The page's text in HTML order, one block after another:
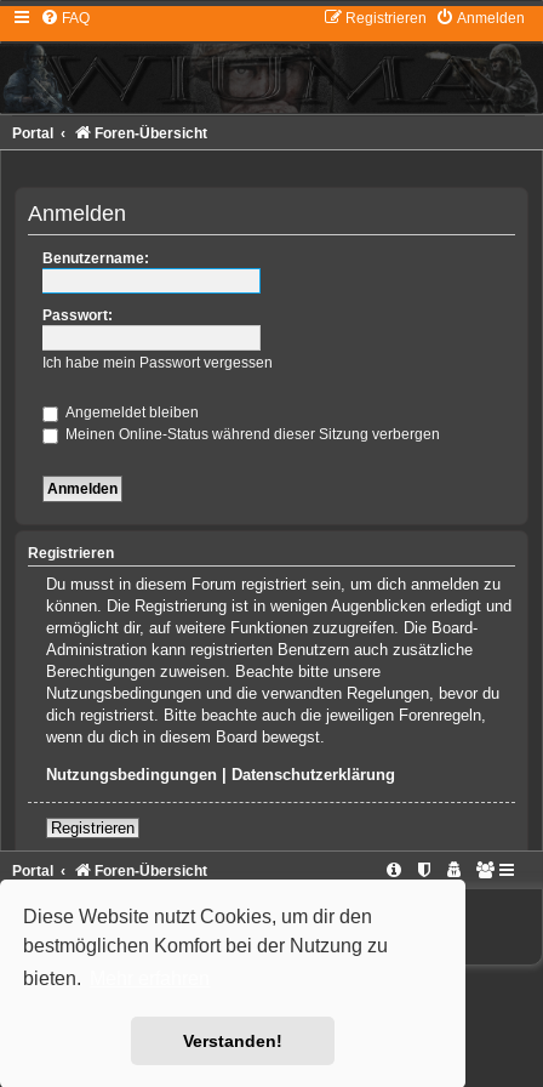
Diese Website nutzt Cookies, um dir den
bestmöglichen Komfort bei der Nutzung zu
bieten.
Verstanden!
FAQ Anmelden
Registrieren
Portal Foren-Übersicht
Anmelden
Benutzername:
Passwort:
Ich habe mein Passwort vergessen
Angemeldet bleiben
Meinen Online-Status während dieser Sitzung verbergen
Registrieren
Du musst in diesem Forum registriert sein, um dich anmelden zu
können. Die Registrierung ist in wenigen Augenblicken erledigt und
ermöglicht dir, auf weitere Funktionen zuzugreifen. Die Board-
Administration kann registrierten Benutzern auch zusätzliche
Berechtigungen zuweisen. Beachte bitte unsere
Nutzungsbedingungen und die verwandten Regelungen, bevor du
dich registrierst. Bitte beachte auch die jeweiligen Forenregeln,
wenn du dich in diesem Board bewegst.
Nutzungsbedingungen| Datenschutzerklärung
Registrieren
Portal Foren-Übersicht
Deutsche Übersetzung durchphpBB.de